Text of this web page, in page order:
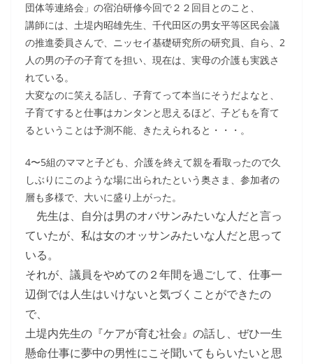
団体等連絡会」の宿泊研修今回で２２回目とのこと、
講師には、土堤内昭雄先生、千代田区の男女平等区民会議
の推進委員さんで、ニッセイ基礎研究所の研究員、自ら、2
人の男の子の子育てを担い、現在は、実母の介護も実践さ
れている。
大変なのに笑える話し、子育てって本当にそうだよなと、
子育てすると仕事はカンタンと思えるほど、子どもを育て
るということは予測不能、きたえられると・・・。
4〜5組のママと子ども、介護を終えて親を看取ったので久
しぶりにこのような場に出られたという奥さま、参加者の
層も多様で、大いに盛り上がった。
先生は、自分は男のオバサンみたいな人だと言っ
ていたが、私は女のオッサンみたいな人だと思って
いる。
それが、議員をやめての２年間を過ごして、仕事一
辺倒では人生はいけないと気づくことができたの
で、
土堤内先生の『ケアが育む社会』の話し、ぜひ一生
懸命仕事に夢中の男性にこそ聞いてもらいたいと思